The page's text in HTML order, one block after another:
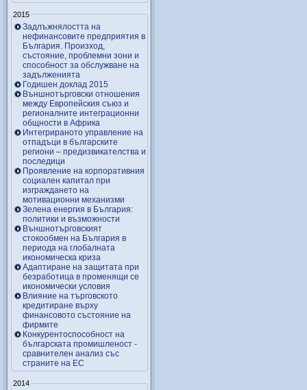
2015
Задлъжнялостта на
нефинансовите предприятия в
България. Произход,
състояние, проблемни зони и
способност за обслужване на
задълженията
Годишен доклад 2015
Външнотърговски отношения
между Европейския съюз и
регионалните интеграционни
общности в Африка
Интегрираното управление на
отпадъци в българските
региони – предизвикателства и
последици
Проявление на корпоративния
социален капитал при
изграждането на
мотивационни механизми
Зелена енергия в България:
политики и възможности
Външнотърговският
стокообмен на България в
периода на глобалната
икономическа криза
Адаптиране на защитата при
безработица в променящи се
икономически условия
Влияние на търговското
кредитиране върху
финансовото състояние на
фирмите
Конкурентоспособност на
българската промишленост -
сравнителен анализ със
страните на ЕС
2014